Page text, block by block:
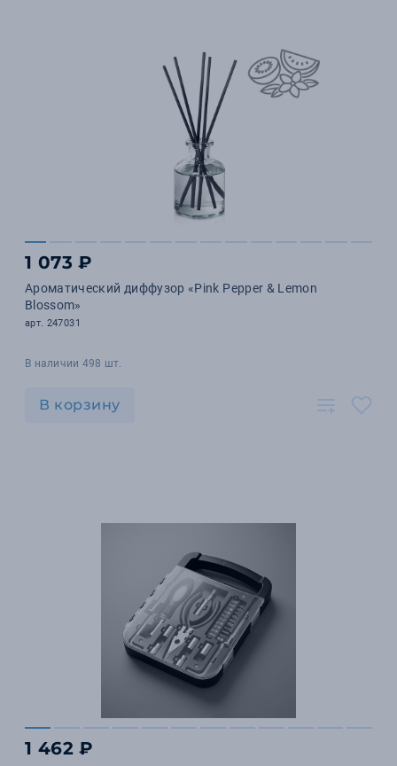
1 073 ₽
Ароматический диффузор «Pink Pepper & Lemon
Blossom»
арт. 247031
В наличии 498 шт.
В корзину
1 462 ₽